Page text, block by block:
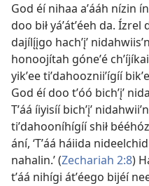
God éí nihaa aʼááh nízin
doo bił yáʼátʼéeh da. Ízrel
dajílı̨́įgo hachʼįʼ
honoojítah góneʼé
yikʼee tiʼdahoozniiʼígíí
God éí doo tʼóó bichʼįʼ
Tʼáá íiyisíí bichʼįʼ
tiʼdahooníhígíí shił
ání, ‘Tʼáá háiida
nahalin.’ (Zechariah 2:8)
tʼáá nihígi átʼéego bijéí